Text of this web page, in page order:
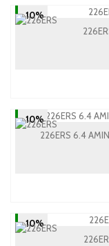
-10%
-10%
226ERS 6.4
-10%